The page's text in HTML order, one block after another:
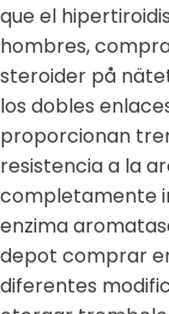
que el
hombres,
steroider på
los dobles
proporcionan
resistencia a la
completamente
enzima
depot comprar
diferentes